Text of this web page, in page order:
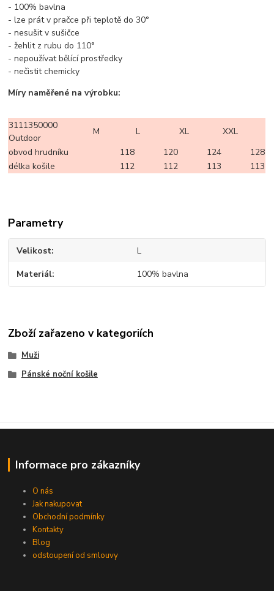
- 100% bavlna
- lze prát v pračce při teplotě do 30°
- nesušit v sušičce
- žehlit z rubu do 110°
- nepoužívat bělící prostředky
- nečistit chemicky
Míry naměřené na výrobku:
3111350000
Outdoor
M L XL
XXL
obvod hrudníku
118 120 124
128
délka košile
112 112 113 113
Parametry
Velikost L
Materiál 100% bavlna
Zboží zařazeno v kategoriích
Muži
Pánské noční košile
Informace pro zákazníky
O nás
Jak nakupovat
Obchodní podmínky
Kontakty
Blog
odstoupení od smlouvy